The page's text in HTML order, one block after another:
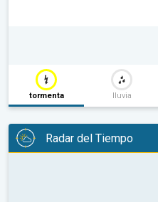
tormenta lluvia
Radar del Tiempo